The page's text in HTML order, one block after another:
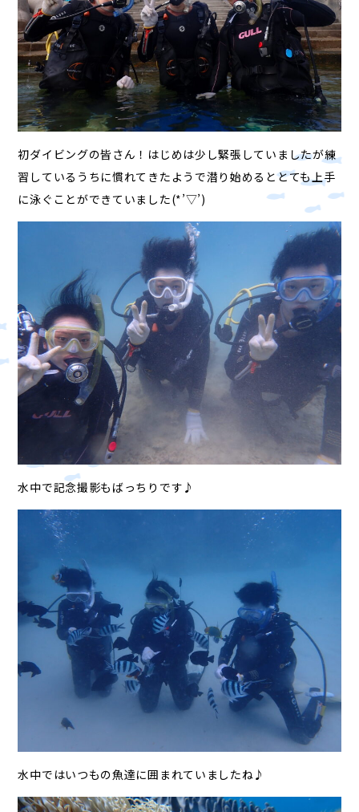
初ダイビングの皆さん！はじめは少し緊張していましたが練
習しているうちに慣れてきたようで潜り始めるととても上手
に泳ぐことができていました(*’▽’)
水中で記念撮影もばっちりです♪
水中ではいつもの魚達に囲まれていましたね♪